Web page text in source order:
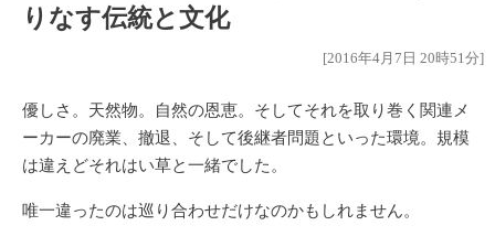
りなす伝統と文化
[2016年4月7日 20時51分]
優しさ。天然物。自然の恩恵。そしてそれを取り巻く関連メ
ーカーの廃業、撤退、そして後継者問題といった環境。規模
は違えどそれはい草と一緒でした。
唯一違ったのは巡り合わせだけなのかもしれません。